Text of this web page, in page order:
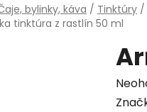
bylinky, káva / Tinktúry /
tinktúra z rastlín 50 ml